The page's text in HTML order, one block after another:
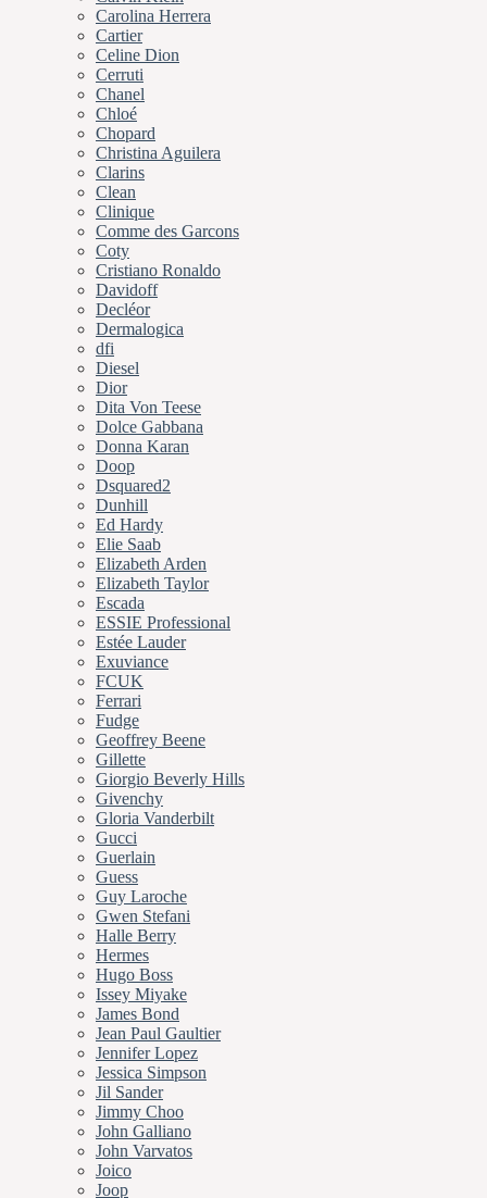
Carolina Herrera
Cartier
Celine Dion
Cerruti
Chanel
Chloé
Chopard
Christina Aguilera
Clarins
Clean
Clinique
Comme des Garcons
Coty
Cristiano Ronaldo
Davidoff
Decléor
Dermalogica
dfi
Diesel
Dior
Dita Von Teese
Dolce Gabbana
Donna Karan
Doop
Dsquared2
Dunhill
Ed Hardy
Elie Saab
Elizabeth Arden
Elizabeth Taylor
Escada
ESSIE Professional
Estée Lauder
Exuviance
FCUK
Ferrari
Fudge
Geoffrey Beene
Gillette
Giorgio Beverly Hills
Givenchy
Gloria Vanderbilt
Gucci
Guerlain
Guess
Guy Laroche
Gwen Stefani
Halle Berry
Hermes
Hugo Boss
Issey Miyake
James Bond
Jean Paul Gaultier
Jennifer Lopez
Jessica Simpson
Jil Sander
Jimmy Choo
John Galliano
John Varvatos
Joico
Joop